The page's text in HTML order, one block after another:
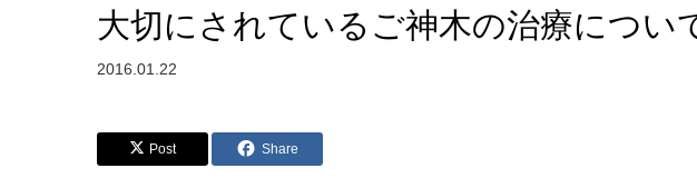
大切にされているご神木の治療につい
2016.01.22
Post Share